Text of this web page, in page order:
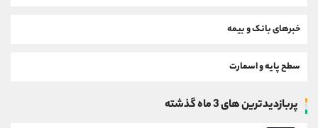
خبرهای بانک و بیمه
سطح پایه و اسمارت
پربازدیدترین های 3 ماه گذشته